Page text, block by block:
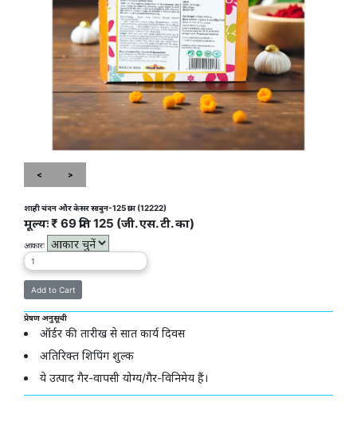
< >
शाही चंदन और केसर साबुन-125 ग्राम (12222)
मूल्यः ₹ 69 प्रति 125 (जी. एस. टी. का)
आकारः
प्रेषण अनुसूची
ऑर्डर की तारीख से सात कार्य दिवस
अतिरिक्त शिपिंग शुल्क
ये उत्पाद गैर-वापसी योग्य/गैर-विनिमेय हैं।